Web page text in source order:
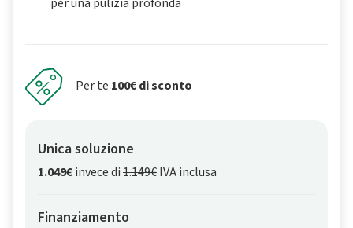
Per te 100€ di sconto
Unica soluzione
1.049€invece di1.149€IVA inclusa
Finanziamento